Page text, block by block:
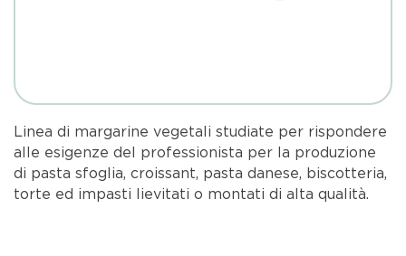
Linea di margarine vegetali studiate per rispondere
alle esigenze del professionista per la produzione
di pasta sfoglia, croissant, pasta danese, biscotteria,
torte ed impasti lievitati o montati di alta qualità.